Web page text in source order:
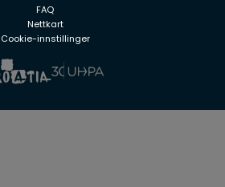
FAQ
Nettkart
Cookie-innstillinger